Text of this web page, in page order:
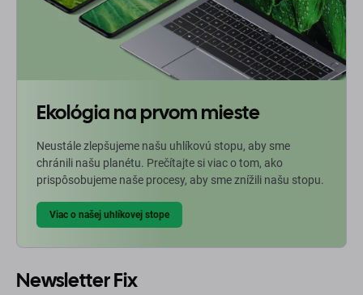
Ekológia na prvom mieste
Neustále zlepšujeme našu uhlíkovú stopu, aby sme
chránili našu planétu. Prečítajte si viac o tom, ako
prispôsobujeme naše procesy, aby sme znížili našu stopu.
Viac o našej uhlíkovej stope
Newsletter Fix